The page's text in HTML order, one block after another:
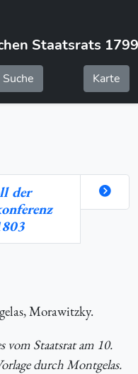
Staatsrats
Suche Karte
der
Morawitzky.
Staatsrat am 10.
durch Montgelas.